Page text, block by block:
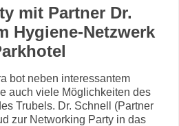
mit Partner Dr.
Hygiene-Netzwerk
bot neben interessantem
auch viele Möglichkeiten des
Trubels. Dr. Schnell (Partner
zur Networking Party in das